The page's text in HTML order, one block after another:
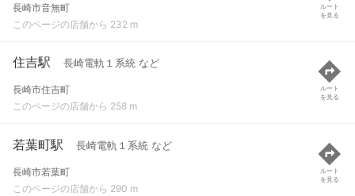
長崎市音無町
このページの店舗から 232 m
ルート
を見る
住吉駅 長崎電軌１系統 など
長崎市住吉町
このページの店舗から 258 m
ルート
を見る
若葉町駅 長崎電軌１系統 など
長崎市若葉町
このページの店舗から 290 m
ルート
を見る